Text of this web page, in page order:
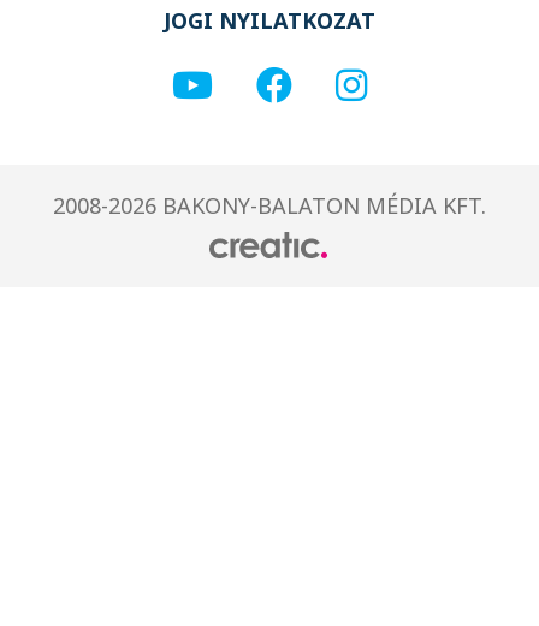
JOGI NYILATKOZAT
2008-2026 BAKONY-BALATON MÉDIA KFT.